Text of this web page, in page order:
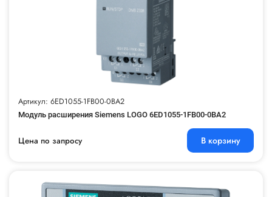
Блоки питания для систем автоматизации
Программное обеспечение АСУ ТП
Компьютеры промышленные
Программаторы
Промышленное сетевое оброрудование
Коммутаторы сетевые
Коммуникационные процессоры
Кабели интерфейсные
Контрольно-измерительные приборы
Прочее
Артикул: 6ED1055-1FB00-0BA2
Модуль расширения Siemens LOGO 6ED1055-1FB00-0BA2
Цена по запросу В корзину